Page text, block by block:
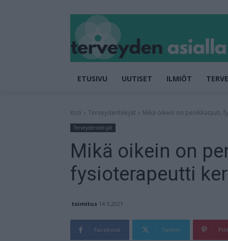
ETUSIVU UUTISET ILMIÖT
Koti Terveydentekijät Mikä oikein on penikkatauti,
Terveydentekijät
Mikä oikein on
fysioterapeutti
toimitus 14.5.2021
Facebook Twitter